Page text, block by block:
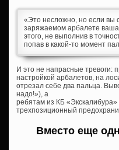
«Это несложно, но если вы
заряжаемом арбалете ваша
этого, не выполнив в
попав в какой-то момент
И это не напрасные тревоги:
настройкой арбалетов, на
отрезал себе два пальца.
надо!»), а
ребятам из КБ
трехпозиционный
Вместо еще